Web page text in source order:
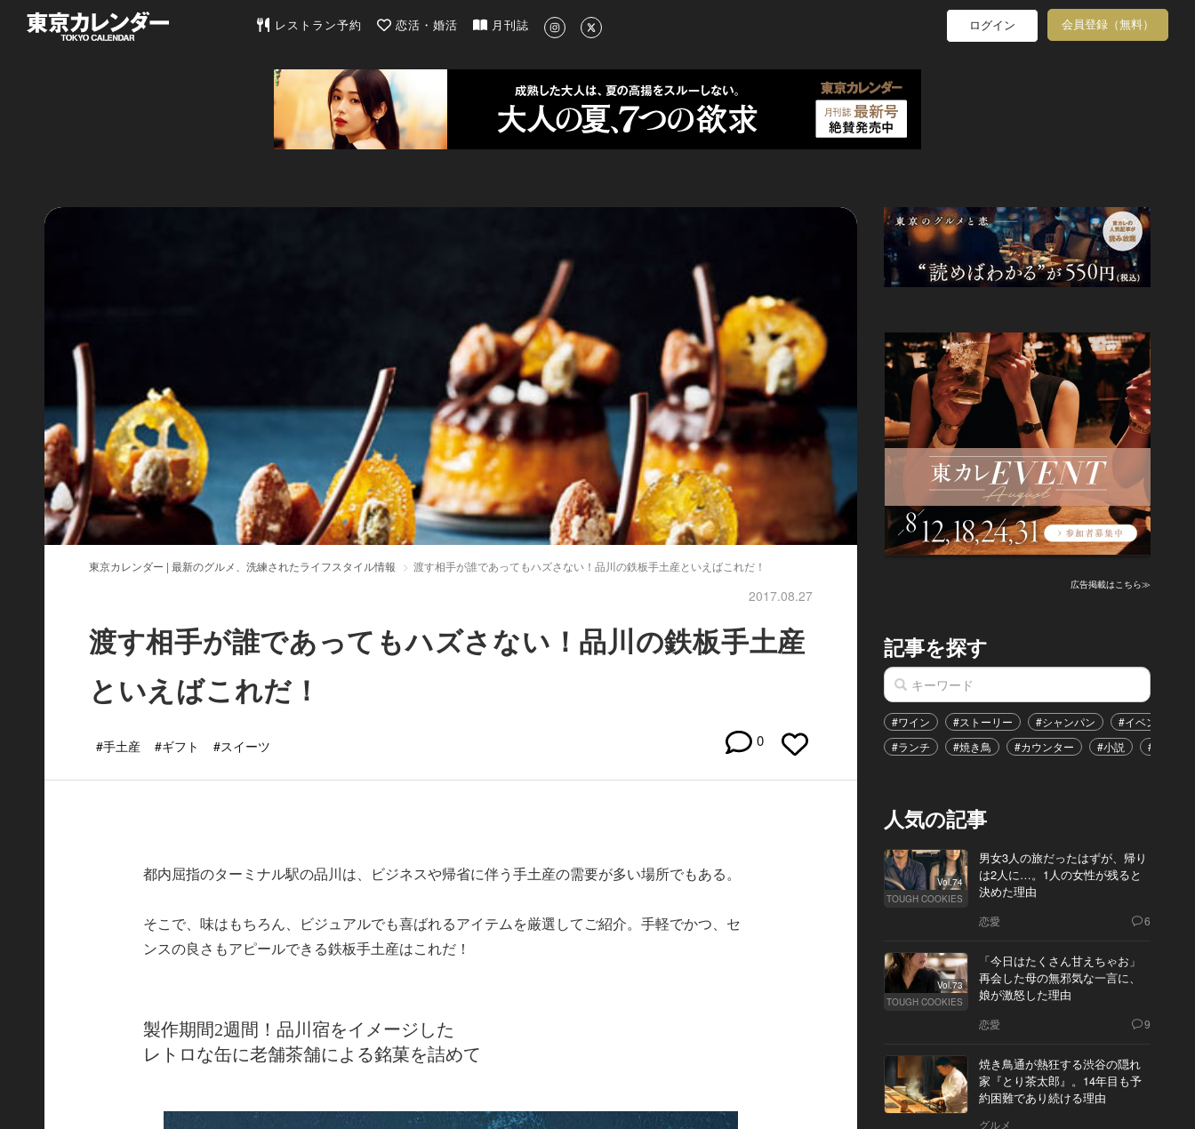
東京カレンダー | 最新のグルメ、洗練されたライフスタイル情報
レストラン予約 恋活・婚活 月刊誌 ログイン 会員登録（無料）
東京カレンダー | 最新のグルメ、洗練されたライフスタイル情報 渡す相手が誰であってもハズさない！品川の鉄板手土産といえばこれだ！
2017.08.27
渡す相手が誰であってもハズさない！品川の鉄板手土産
といえばこれだ！
#手土産 #ギフト #スイーツ 0
都内屈指のターミナル駅の品川は、ビジネスや帰省に伴う手土産の需要が多い場所でもある。
そこで、味はもちろん、ビジュアルでも喜ばれるアイテムを厳選してご紹介。手軽でかつ、セ
ンスの良さもアピールできる鉄板手土産はこれだ！
製作期間2週間！品川宿をイメージした
レトロな缶に老舗茶舗による銘菓を詰めて
広告掲載はこちら≫
記事を探す
#ワイン #ストーリー #シャンパン #イベント
#ランチ
#焼き鳥 #カウンター #小説 #恋愛
人気の記事
Vol.74
TOUGH COOKIES
男女3人の旅だったはずが、帰り
は2人に…。1人の女性が残ると
決めた理由
恋愛 6
Vol.73
TOUGH COOKIES
「今日はたくさん甘えちゃお」
再会した母の無邪気な一言に、
娘が激怒した理由
恋愛 9
焼き鳥通が熱狂する渋谷の隠れ
家『とり茶太郎』。14年目も予
約困難であり続ける理由
グルメ